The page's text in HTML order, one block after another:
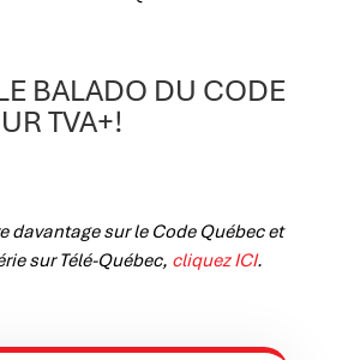
BALADO DU CODE
TVA+!
davantage sur le Code Québec et
sur Télé-Québec, cliquez ICI.